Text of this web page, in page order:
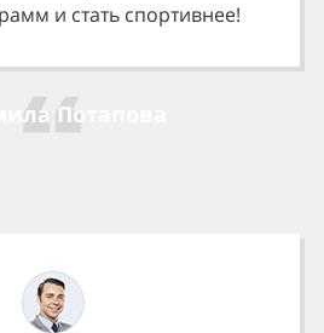
и стать спортивнее!
Потапова